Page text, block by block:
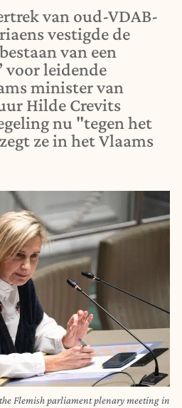
van oud-VDAB-
vestigde de
van een
voor leidende
minister van
Hilde Crevits
nu "tegen het
ze in het Vlaams
Flemish parliament plenary meeting in